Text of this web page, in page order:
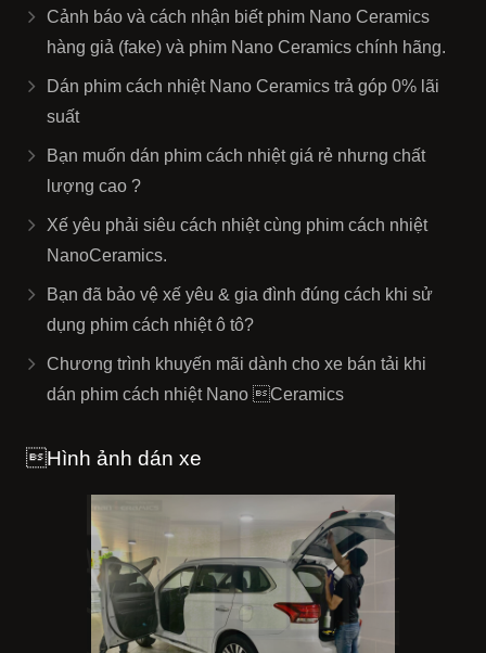
Cảnh báo và cách nhận biết phim Nano Ceramics
hàng giả (fake) và phim Nano Ceramics chính hãng.
Dán phim cách nhiệt Nano Ceramics trả góp 0% lãi
suất
Bạn muốn dán phim cách nhiệt giá rẻ nhưng chất
lượng cao ?
Xế yêu phải siêu cách nhiệt cùng phim cách nhiệt
NanoCeramics.
Bạn đã bảo vệ xế yêu & gia đình đúng cách khi sử
dụng phim cách nhiệt ô tô?
Chương trình khuyến mãi dành cho xe bán tải khi
dán phim cách nhiệt Nano Ceramics
Hình ảnh dán xe